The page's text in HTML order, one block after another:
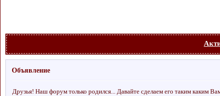
Объявление
Друзья! Наш форум только родился... Давайте сделаем его таким каким